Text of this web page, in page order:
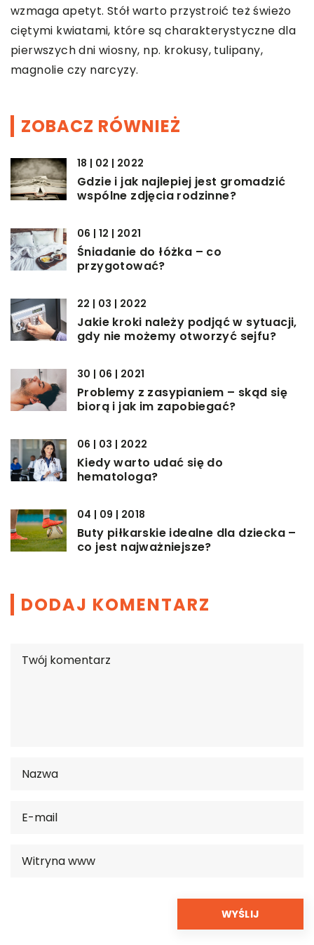
wzmaga apetyt. Stół warto przystroić też świeżo
ciętymi kwiatami, które są charakterystyczne dla
pierwszych dni wiosny, np. krokusy, tulipany,
magnolie czy narcyzy.
ZOBACZ RÓWNIEŻ
18 | 02 | 2022
Gdzie i jak najlepiej jest gromadzić
wspólne zdjęcia rodzinne?
06 | 12 | 2021
Śniadanie do łóżka – co
przygotować?
22 | 03 | 2022
Jakie kroki należy podjąć w sytuacji,
gdy nie możemy otworzyć sejfu?
30 | 06 | 2021
Problemy z zasypianiem – skąd się
biorą i jak im zapobiegać?
06 | 03 | 2022
Kiedy warto udać się do
hematologa?
04 | 09 | 2018
Buty piłkarskie idealne dla dziecka –
co jest najważniejsze?
DODAJ KOMENTARZ